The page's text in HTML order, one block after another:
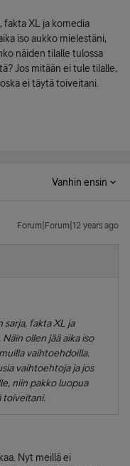
fakta XL ja komedia
iso aukko mielestäni,
näiden tilalle tulossa
Jos mitään ei tule tilalle,
ei täytä toiveitani.
Vanhin ensin
Forum|Forum|12 years ago
fakta XL ja
ollen jää aika iso
vaihtoehdoilla.
vaihtoehtoja ja jos
niin pakko luopua
toiveitani.
Nyt meillä ei